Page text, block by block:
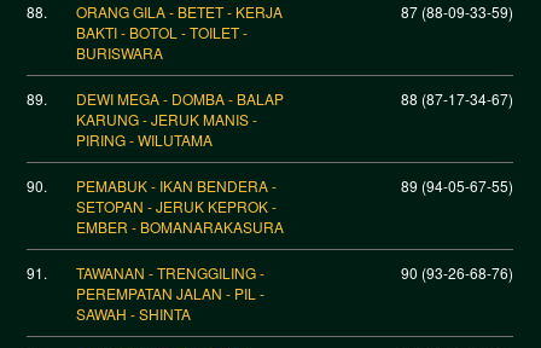
88.
ORANG GILA - BETET - KERJA
BAKTI - BOTOL - TOILET -
BURISWARA
87 (88-09-33-59)
89.
DEWI MEGA - DOMBA - BALAP
KARUNG - JERUK MANIS -
PIRING - WILUTAMA
88 (87-17-34-67)
90.
PEMABUK - IKAN BENDERA -
SETOPAN - JERUK KEPROK -
EMBER - BOMANARAKASURA
89 (94-05-67-55)
91.
TAWANAN - TRENGGILING -
PEREMPATAN JALAN - PIL -
SAWAH - SHINTA
90 (93-26-68-76)